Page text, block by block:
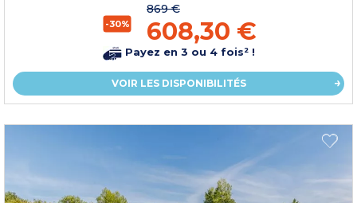
-30%
869 €
608,30 €
Payez en 3 ou 4 fois² !
VOIR LES DISPONIBILITÉS